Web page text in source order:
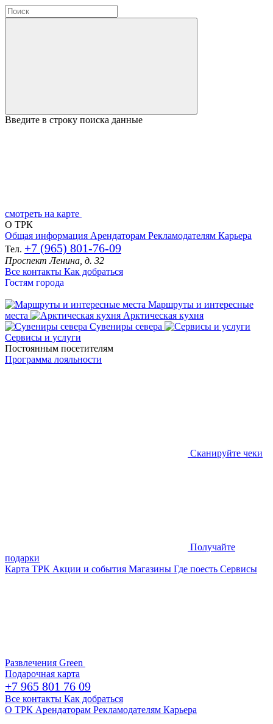
Введите в строку поиска данные
смотреть на карте
О ТРК
Общая информация Арендаторам Рекламодателям Карьера
Тел. +7 (965) 801-76-09
Проспект Ленина, д. 32
Все контакты Как добраться
Гостям города
Маршруты и интересные
места
Арктическая кухня
Сувениры севера
Сервисы и услуги
Постоянным посетителям
Программа лояльности
Сканируйте чеки
Получайте
подарки
Карта ТРК Акции и события Магазины Где поесть Сервисы
Развлечения Green
Подарочная карта
+7 965 801 76 09
Все контакты Как добраться
О ТРК Арендаторам Рекламодателям Карьера